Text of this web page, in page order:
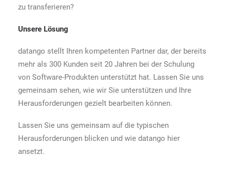
zu transferieren?
Unsere Lösung
datango stellt Ihren kompetenten Partner dar, der bereits
mehr als 300 Kunden seit 20 Jahren bei der Schulung
von Software-Produkten unterstützt hat. Lassen Sie uns
gemeinsam sehen, wie wir Sie unterstützen und Ihre
Herausforderungen gezielt bearbeiten können.
Lassen Sie uns gemeinsam auf die typischen
Herausforderungen blicken und wie datango hier
ansetzt.